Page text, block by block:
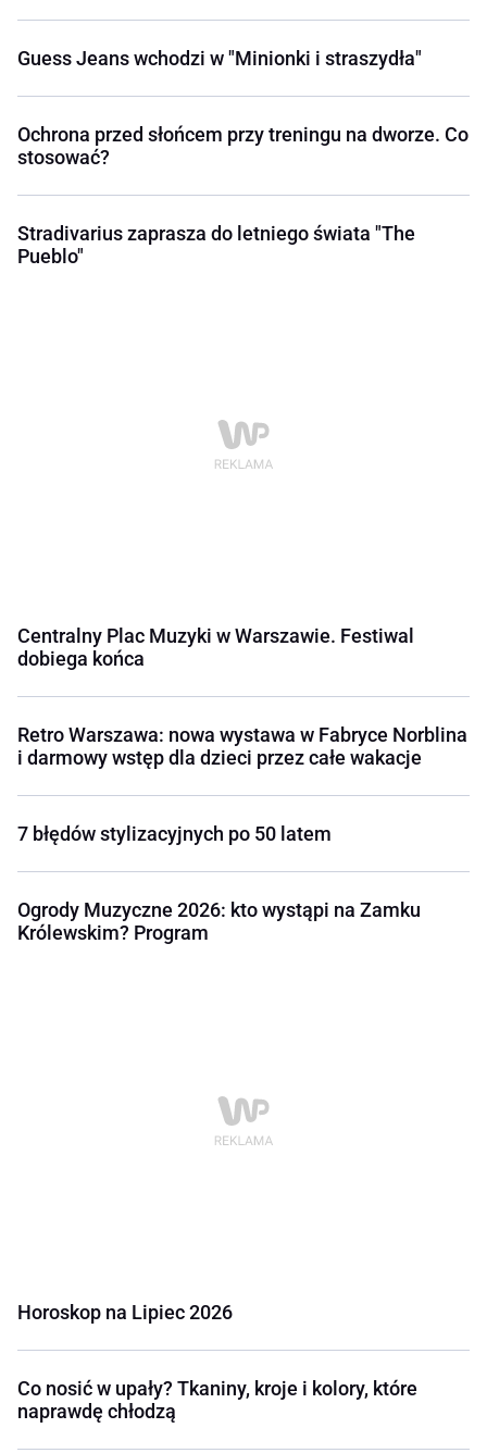
Guess Jeans wchodzi w "Minionki i straszydła"
Ochrona przed słońcem przy treningu na dworze. Co
stosować?
Stradivarius zaprasza do letniego świata "The
Pueblo"
Centralny Plac Muzyki w Warszawie. Festiwal
dobiega końca
Retro Warszawa: nowa wystawa w Fabryce Norblina
i darmowy wstęp dla dzieci przez całe wakacje
7 błędów stylizacyjnych po 50 latem
Ogrody Muzyczne 2026: kto wystąpi na Zamku
Królewskim? Program
Horoskop na Lipiec 2026
Co nosić w upały? Tkaniny, kroje i kolory, które
naprawdę chłodzą